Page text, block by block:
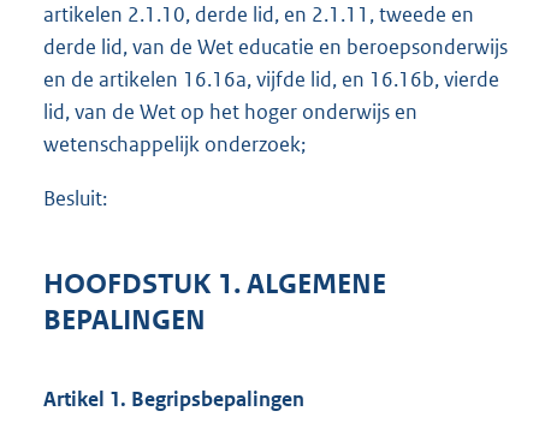
artikelen 2.1.10, derde lid, en 2.1.11, tweede en
derde lid, van de Wet educatie en beroepsonderwijs
en de artikelen 16.16a, vijfde lid, en 16.16b, vierde
lid, van de Wet op het hoger onderwijs en
wetenschappelijk onderzoek;
Besluit:
HOOFDSTUK 1. ALGEMENE
BEPALINGEN
Artikel 1. Begripsbepalingen